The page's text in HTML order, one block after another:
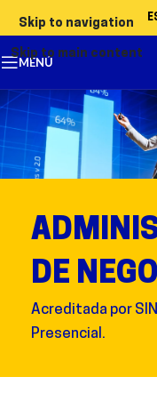
Skip to navigation
Skip to main content
MENÚ
DE
Acreditada por
Presencial.